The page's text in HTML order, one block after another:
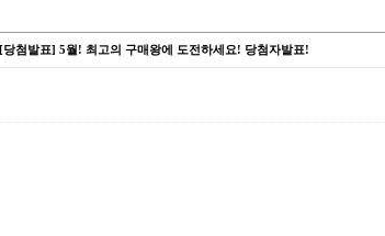
[당첨발표] 5월! 최고의 구매왕에 도전하세요! 당첨자발표!